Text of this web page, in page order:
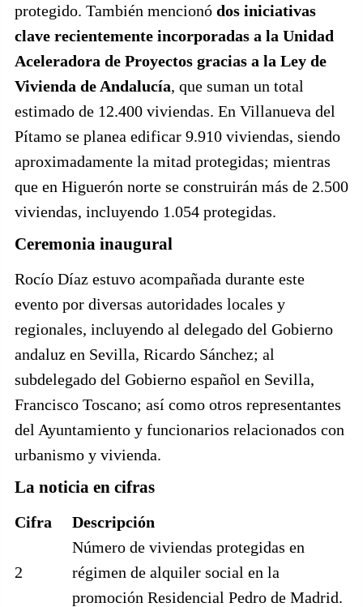
protegido. También mencionó dos iniciativas
clave recientemente incorporadas a la Unidad
Aceleradora de Proyectos gracias a la Ley de
Vivienda de Andalucía, que suman un total
estimado de 12.400 viviendas. En Villanueva del
Pítamo se planea edificar 9.910 viviendas, siendo
aproximadamente la mitad protegidas; mientras
que en Higuerón norte se construirán más de 2.500
viviendas, incluyendo 1.054 protegidas.
Ceremonia inaugural
Rocío Díaz estuvo acompañada durante este
evento por diversas autoridades locales y
regionales, incluyendo al delegado del Gobierno
andaluz en Sevilla, Ricardo Sánchez; al
subdelegado del Gobierno español en Sevilla,
Francisco Toscano; así como otros representantes
del Ayuntamiento y funcionarios relacionados con
urbanismo y vivienda.
La noticia en cifras
Cifra Descripción
2
Número de viviendas protegidas en
régimen de alquiler social en la
promoción Residencial Pedro de Madrid.